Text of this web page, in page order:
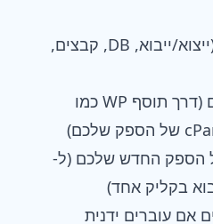
הגירה צעד-אחר-צעד (ייצוא/ייבוא, DB, קבצים,
ייצאו את האתר/נתונים (דרך תוסף WP כמו
הספק החדש שלכם (ל-
אם עוברים ידנית